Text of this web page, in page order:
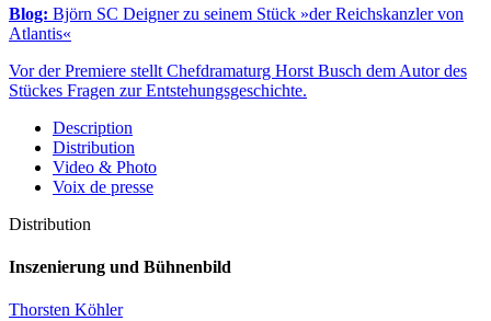
Blog: Björn SC Deigner zu seinem Stück »der Reichskanzler von
Atlantis«
Vor der Premiere stellt Chefdramaturg Horst Busch dem Autor des
Stückes Fragen zur Entstehungsgeschichte.
Description
Distribution
Video & Photo
Voix de presse
Distribution
Inszenierung und Bühnenbild
Thorsten Köhler